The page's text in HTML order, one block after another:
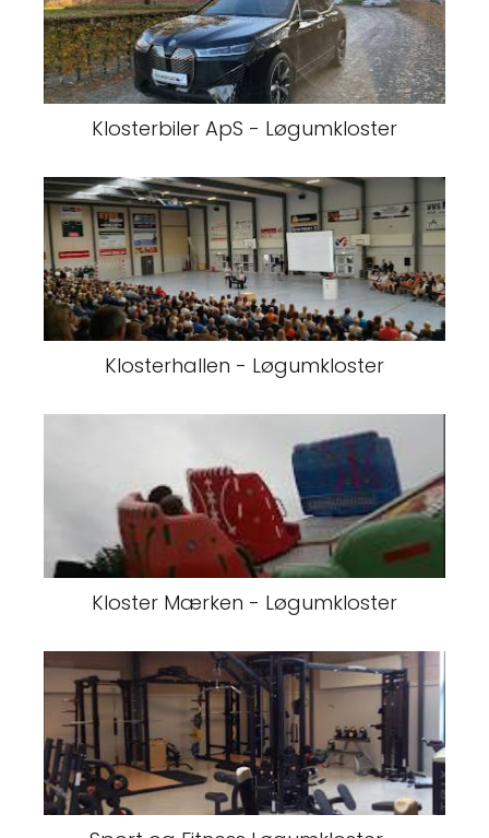
Klosterbiler ApS - Løgumkloster
Klosterhallen - Løgumkloster
Kloster Mærken - Løgumkloster